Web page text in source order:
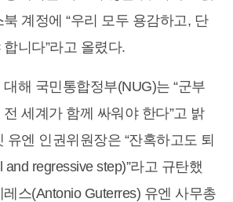
계정에 “우리 모두 용감하고, 단
니다”라고 올렸다.
해 국민통합정부(NUG)는 “군부
세계가 함께 싸워야 한다”고 밝
유엔 인권위원장은 “잔혹하고도 퇴
regressive step)”라고 규탄했
스(Antonio Guterres) 유엔 사무총